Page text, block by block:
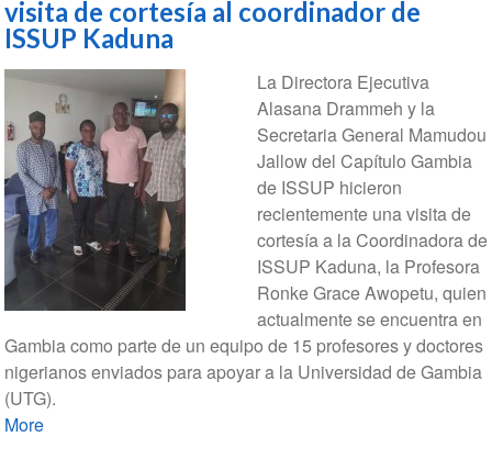
visita de cortesía al coordinador de
ISSUP Kaduna
La Directora Ejecutiva
Alasana Drammeh y la
Secretaria General Mamudou
Jallow del Capítulo Gambia
de ISSUP hicieron
recientemente una visita de
cortesía a la Coordinadora de
ISSUP Kaduna, la Profesora
Ronke Grace Awopetu, quien
actualmente se encuentra en
Gambia como parte de un equipo de 15 profesores y doctores
nigerianos enviados para apoyar a la Universidad de Gambia
(UTG).
More